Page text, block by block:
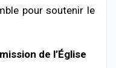
pour soutenir le
de l’Église